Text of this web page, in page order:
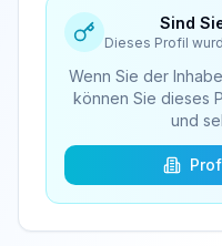
Sind
Dieses Profil
Wenn Sie der
können Sie dieses
und